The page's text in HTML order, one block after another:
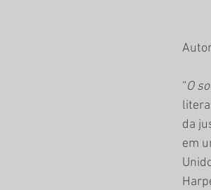
“O
da
em